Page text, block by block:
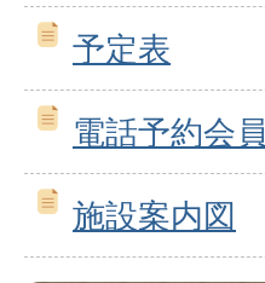
予定表
電話予約会員
施設案内図